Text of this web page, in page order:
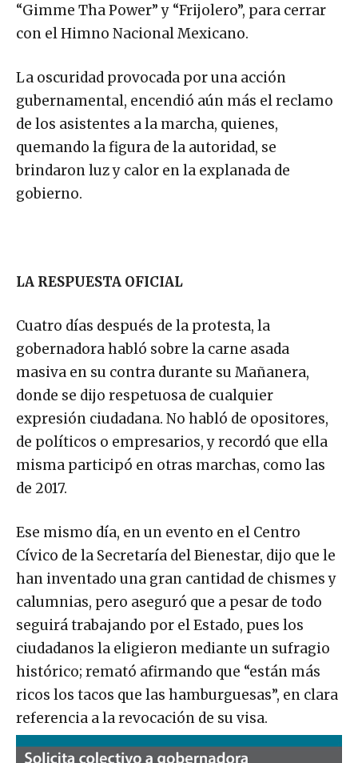
“Gimme Tha Power” y “Frijolero”, para cerrar
con el Himno Nacional Mexicano.
La oscuridad provocada por una acción
gubernamental, encendió aún más el reclamo
de los asistentes a la marcha, quienes,
quemando la figura de la autoridad, se
brindaron luz y calor en la explanada de
gobierno.
LA RESPUESTA OFICIAL
Cuatro días después de la protesta, la
gobernadora habló sobre la carne asada
masiva en su contra durante su Mañanera,
donde se dijo respetuosa de cualquier
expresión ciudadana. No habló de opositores,
de políticos o empresarios, y recordó que ella
misma participó en otras marchas, como las
de 2017.
Ese mismo día, en un evento en el Centro
Cívico de la Secretaría del Bienestar, dijo que le
han inventado una gran cantidad de chismes y
calumnias, pero aseguró que a pesar de todo
seguirá trabajando por el Estado, pues los
ciudadanos la eligieron mediante un sufragio
histórico; remató afirmando que “están más
ricos los tacos que las hamburguesas”, en clara
referencia a la revocación de su visa.